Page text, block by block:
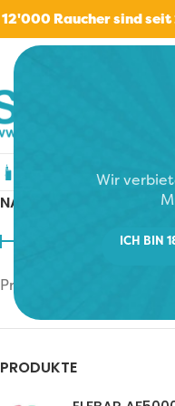
Wir
ICH BIN
12'000 Raucher sind
Elektronische
NACH PREIS FILTERN
Preis:
PRODUKTE